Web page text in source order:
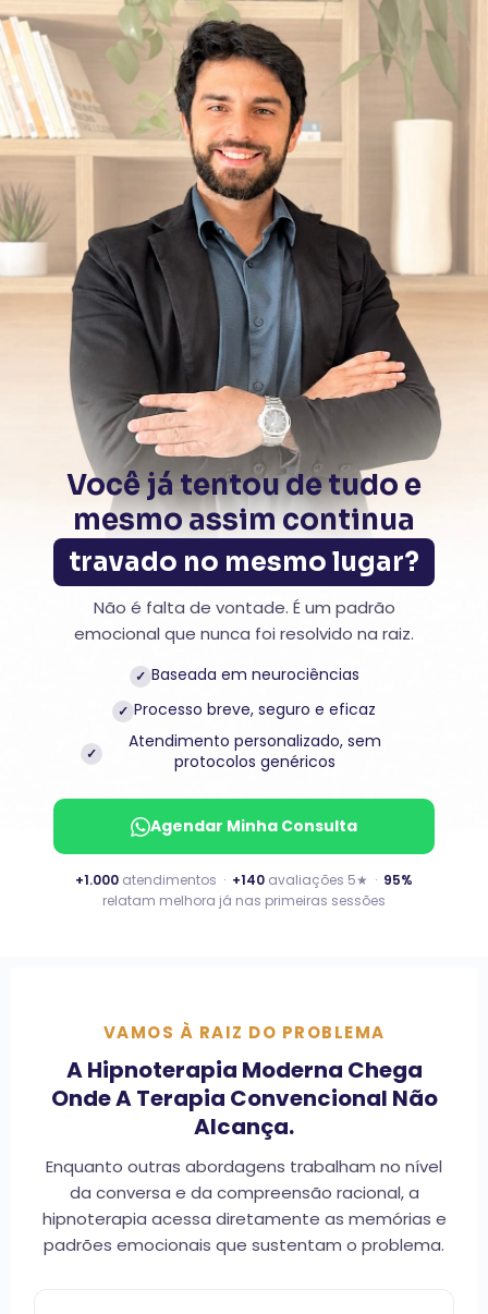
Você já tentou de tudo e
mesmo assim continua
travado no mesmo lugar?
Não é falta de vontade. É um padrão
emocional que nunca foi resolvido na raiz.
✓ Baseada em neurociências
✓ Processo breve, seguro e eficaz
✓
Atendimento personalizado, sem
protocolos genéricos
Agendar Minha Consulta
+1.000 atendimentos · +140 avaliações 5★ · 95%
relatam melhora já nas primeiras sessões
VAMOS À RAIZ DO PROBLEMA
A Hipnoterapia Moderna Chega
Onde A Terapia Convencional Não
Alcança.
Enquanto outras abordagens trabalham no nível
da conversa e da compreensão racional, a
hipnoterapia acessa diretamente as memórias e
padrões emocionais que sustentam o problema.